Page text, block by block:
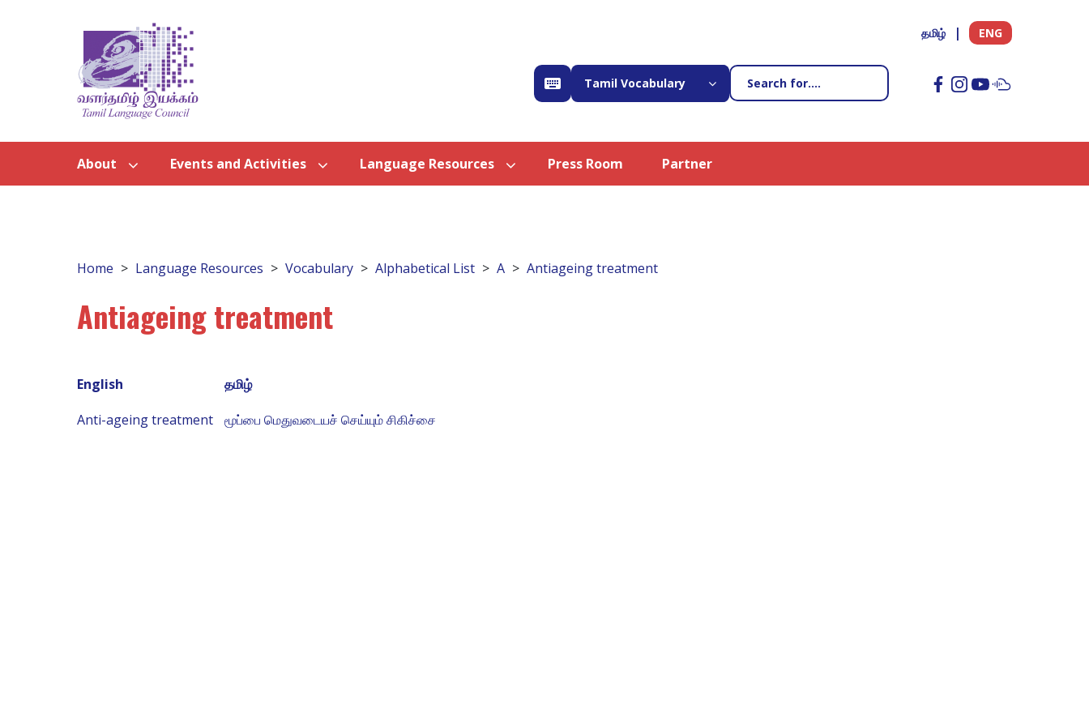
தமிழ் ENG
Tamil Vocabulary
About Events and Activities Language Resources Press Room Partner
Home Language Resources Vocabulary Alphabetical List A Antiageing treatment
Antiageing treatment
English
தமிழ்
Anti-ageing treatment
மூப்பை மெதுவடையச் செய்யும் சிகிச்சை